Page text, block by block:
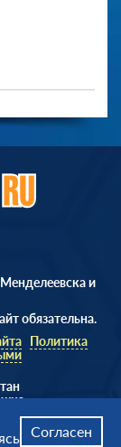
и
обязательна.
Политика
Согласен